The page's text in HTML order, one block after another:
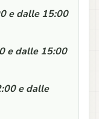
e dalle 15:00
e dalle 15:00
e dalle